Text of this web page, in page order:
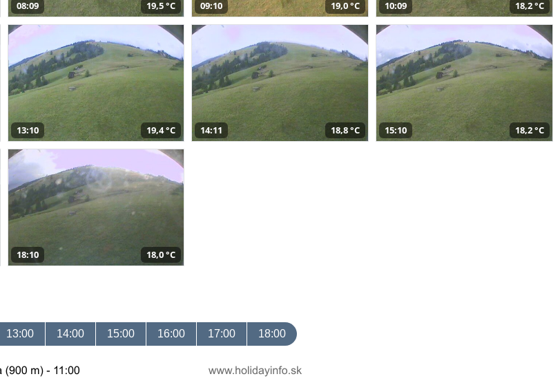
08:09 19,5 °C 09:10 19,0 °C 10:09 18,2 °C
13:10 19,4 °C 14:11 18,8 °C 15:10 18,2 °C
18:10 18,0 °C
13:00 14:00 15:00 16:00 17:00 18:00